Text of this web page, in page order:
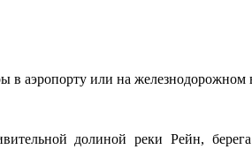
аэропорту или на железнодорожном
долиной реки Рейн,